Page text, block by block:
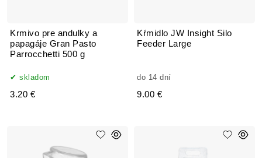
Krmivo pre andulky a
papagáje Gran Pasto
Parrocchetti 500 g
skladom
3.20 €
Kŕmidlo JW Insight Silo
Feeder Large
do 14 dní
9.00 €